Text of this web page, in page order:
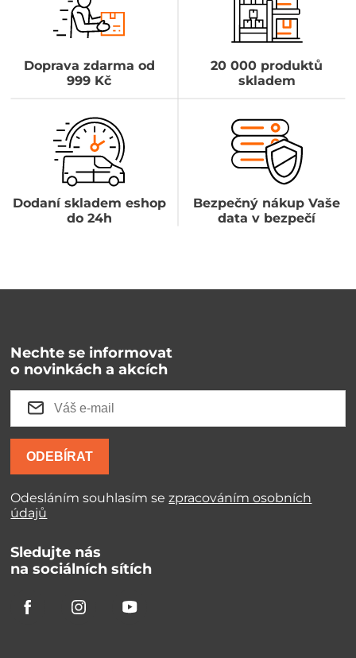
Doprava zdarma od
999 Kč
20 000 produktů
skladem
Dodaní skladem eshop
do 24h
Bezpečný nákup Vaše
data v bezpečí
Nechte se informovat
o novinkách a akcích
ODEBÍRAT
Odesláním souhlasím sezpracováním osobních
údajů
Sledujte nás
na sociálních sítích